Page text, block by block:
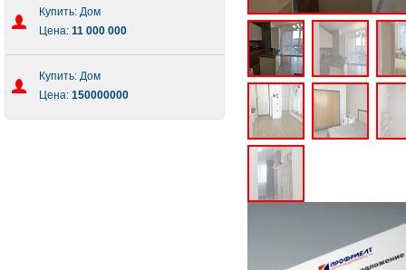
Купить: Дом
Цена: 11 000 000
Купить: Дом
Цена: 150000000